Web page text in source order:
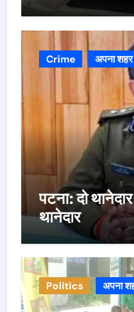
Crime अपना शहर
पटना: दो
थानेदार
Politics अपना